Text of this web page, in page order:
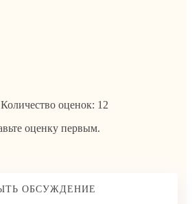
оценок: 12
оценку первым.